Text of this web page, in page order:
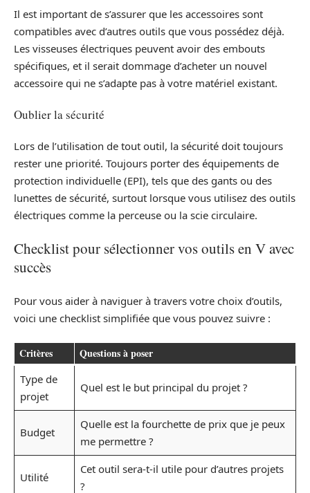
Il est important de s’assurer que les accessoires sont
compatibles avec d’autres outils que vous possédez déjà.
Les visseuses électriques peuvent avoir des embouts
spécifiques, et il serait dommage d’acheter un nouvel
accessoire qui ne s’adapte pas à votre matériel existant.
Oublier la sécurité
Lors de l’utilisation de tout outil, la sécurité doit toujours
rester une priorité. Toujours porter des équipements de
protection individuelle (EPI), tels que des gants ou des
lunettes de sécurité, surtout lorsque vous utilisez des outils
électriques comme la perceuse ou la scie circulaire.
Checklist pour sélectionner vos outils en V avec
succès
Pour vous aider à naviguer à travers votre choix d’outils,
voici une checklist simplifiée que vous pouvez suivre :
Critères Questions à poser
Type de
projet
Quel est le but principal du projet ?
Budget
Quelle est la fourchette de prix que je peux
me permettre ?
Utilité
Cet outil sera-t-il utile pour d’autres projets
?